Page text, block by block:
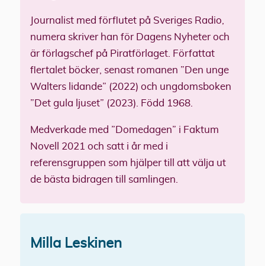
Journalist med förflutet på Sveriges Radio,
numera skriver han för Dagens Nyheter och
är förlagschef på Piratförlaget. Författat
flertalet böcker, senast romanen ”Den unge
Walters lidande” (2022) och ungdomsboken
”Det gula ljuset” (2023). Född 1968.
Medverkade med ”Domedagen” i Faktum
Novell 2021 och satt i år med i
referensgruppen som hjälper till att välja ut
de bästa bidragen till samlingen.
Milla Leskinen